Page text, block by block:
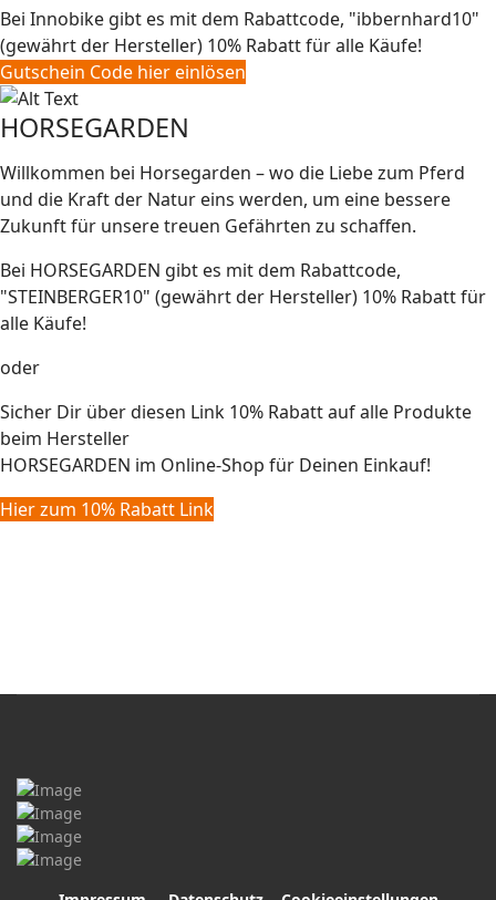
Bei Innobike gibt es mit dem Rabattcode, "ibbernhard10"
(gewährt der Hersteller) 10% Rabatt für alle Käufe!
Gutschein Code hier einlösen
HORSEGARDEN
Willkommen bei Horsegarden – wo die Liebe zum Pferd
und die Kraft der Natur eins werden, um eine bessere
Zukunft für unsere treuen Gefährten zu schaffen.
Bei HORSEGARDEN gibt es mit dem Rabattcode,
"STEINBERGER10" (gewährt der Hersteller) 10% Rabatt für
alle Käufe!
oder
Sicher Dir über diesen Link 10% Rabatt auf alle Produkte
beim Hersteller
HORSEGARDEN im Online-Shop für Deinen Einkauf!
Hier zum 10% Rabatt Link